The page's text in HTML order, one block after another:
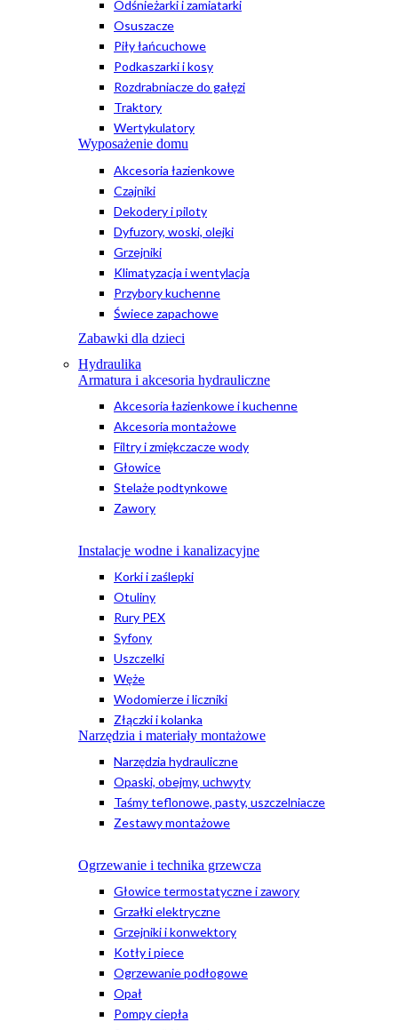
Odśnieżarki i zamiatarki
Osuszacze
Piły łańcuchowe
Podkaszarki i kosy
Rozdrabniacze do gałęzi
Traktory
Wertykulatory
Wyposażenie domu
Akcesoria łazienkowe
Czajniki
Dekodery i piloty
Dyfuzory, woski, olejki
Grzejniki
Klimatyzacja i wentylacja
Przybory kuchenne
Świece zapachowe
Zabawki dla dzieci
Hydraulika
Armatura i akcesoria hydrauliczne
Akcesoria łazienkowe i kuchenne
Akcesoria montażowe
Filtry i zmiękczacze wody
Głowice
Stelaże podtynkowe
Zawory
Instalacje wodne i kanalizacyjne
Korki i zaślepki
Otuliny
Rury PEX
Syfony
Uszczelki
Węże
Wodomierze i liczniki
Złączki i kolanka
Narzędzia i materiały montażowe
Narzędzia hydrauliczne
Opaski, obejmy, uchwyty
Taśmy teflonowe, pasty, uszczelniacze
Zestawy montażowe
Ogrzewanie i technika grzewcza
Głowice termostatyczne i zawory
Grzałki elektryczne
Grzejniki i konwektory
Kotły i piece
Ogrzewanie podłogowe
Opał
Pompy ciepła